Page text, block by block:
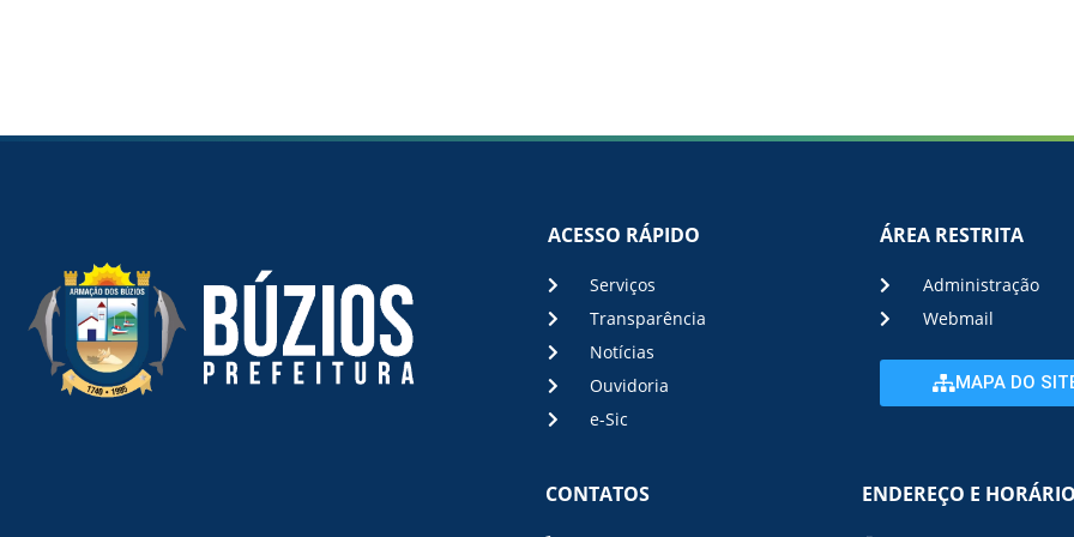
ACESSO RÁPIDO
Serviços
Transparência
Notícias
Ouvidoria
e-Sic
ÁREA RESTRITA
Administração
Webmail
MAPA DO
CONTATOS ENDEREÇO E